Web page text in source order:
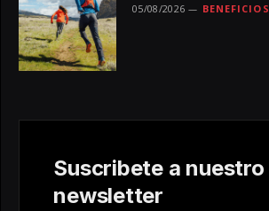
05/08/2026 BENEFICIOS
Suscribete a nuestro
newsletter